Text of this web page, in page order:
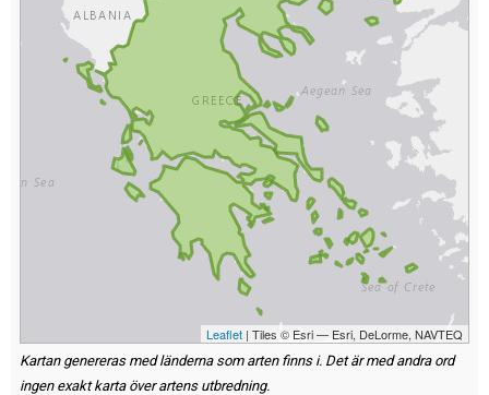
Leaflet | Tiles © Esri — Esri, DeLorme, NAVTEQ
Kartan genereras med länderna som arten finns i. Det är med andra ord
ingen exakt karta över artens utbredning.